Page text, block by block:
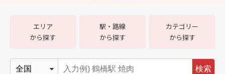
エリア
から探す
駅・路線
から探す
カテゴリー
から探す
検索